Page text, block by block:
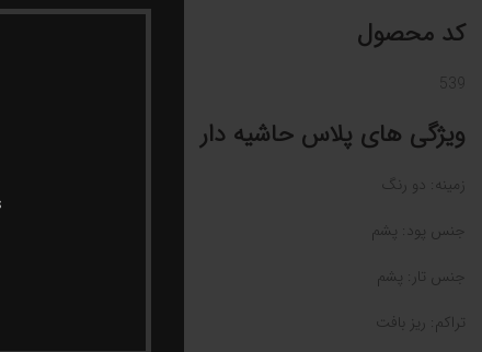
کد محصول
539
ویژگی‌ های پلاس حاشیه دار
زمینه: دو رنگ
جنس پود: پشم
جنس تار: پشم
تراکم: ریز بافت